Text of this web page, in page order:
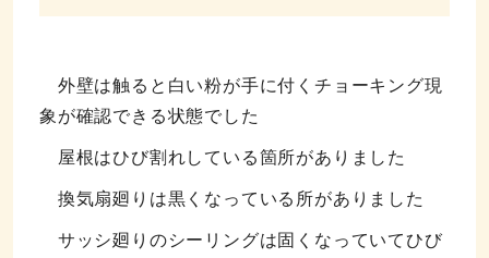
外壁は触ると白い粉が手に付くチョーキング現
象が確認できる状態でした
屋根はひび割れしている箇所がありました
換気扇廻りは黒くなっている所がありました
サッシ廻りのシーリングは固くなっていてひび